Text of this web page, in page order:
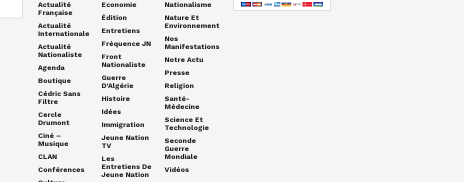
Actualité
Française
Actualité
Internationale
Actualité
Nationaliste
Agenda
Boutique
Cédric Sans
Filtre
Cercle
Drumont
Ciné –
Musique
CLAN
Conférences
Economie
Édition
Entretiens
Fréquence JN
Front
Nationaliste
Guerre
D'Algérie
Histoire
Idées
Immigration
Jeune Nation
TV
Les
Entretiens De
Jeune Nation
Nationalisme
Nature Et
Environnement
Nos
Manifestations
Notre Actu
Presse
Religion
Santé-
Médecine
Science Et
Technologie
Seconde
Guerre
Mondiale
Vidéos